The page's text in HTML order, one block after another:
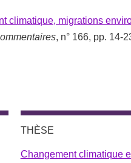
climatique, migrations
, n° 166, pp. 14-
THÈSE
Changement climatique